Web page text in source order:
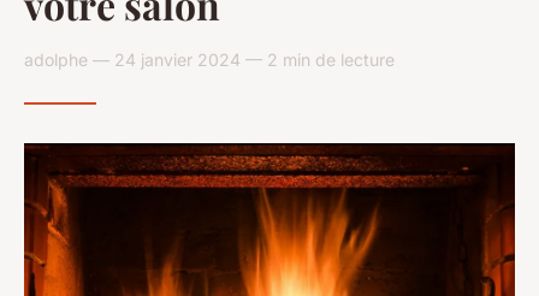
adolphe — 24 janvier 2024 — 2 min de lecture